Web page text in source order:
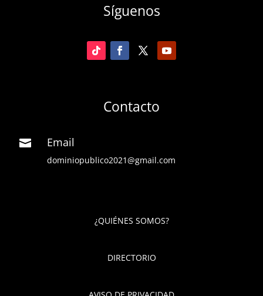
Síguenos
Contacto
 Email
dominiopublico2021@gmail.com
¿QUIÉNES SOMOS?
DIRECTORIO